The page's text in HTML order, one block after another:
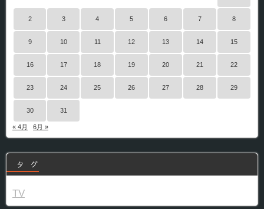
2 3 4 5 6 7 8
9 10 11 12 13 14 15
16 17 18 19 20 21 22
23 24 25 26 27 28 29
30 31
« 4月 6月 »
タ グ
TV